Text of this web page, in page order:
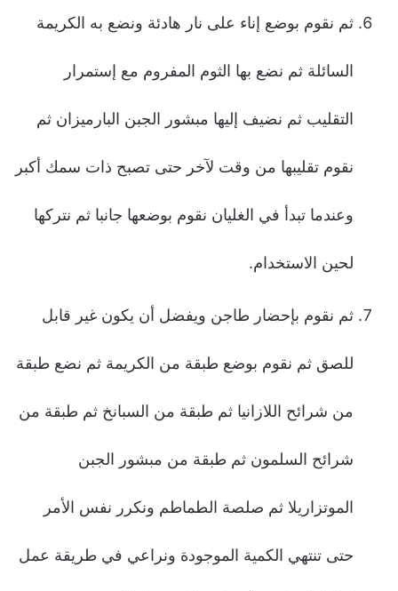
ثم نقوم بوضع إناء على نار هادئة ونضع به الكريمة
السائلة ثم نضع بها الثوم المفروم مع إستمرار
التقليب ثم نضيف إليها مبشور الجبن البارميزان ثم
نقوم تقليبها من وقت لآخر حتى تصبح ذات سمك أكبر
وعندما تبدأ في الغليان نقوم بوضعها جانبا ثم نتركها
لحين الاستخدام.
ثم نقوم بإحضار طاجن ويفضل أن يكون غير قابل
للصق ثم نقوم بوضع طبقة من الكريمة ثم نضع طبقة
من شرائح اللازانيا ثم طبقة من السبانخ ثم طبقة من
شرائح السلمون ثم طبقة من مبشور الجبن
الموتزاريلا ثم صلصة الطماطم ونكرر نفس الأمر
حتى تنتهي الكمية الموجودة ونراعي في طريقة عمل